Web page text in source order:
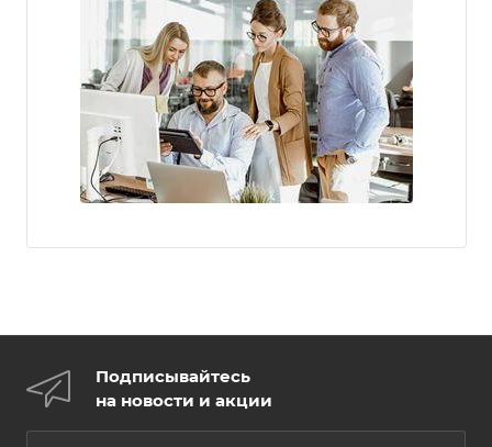
Подписывайтесь
на новости и акции